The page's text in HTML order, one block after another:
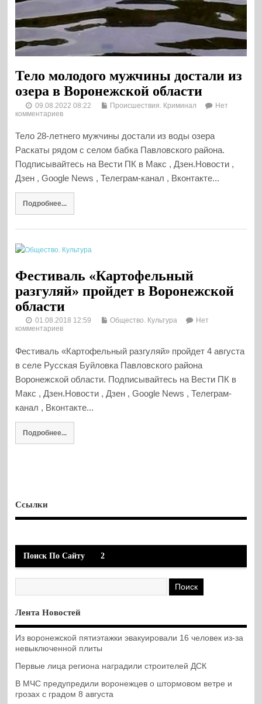
Тело молодого мужчины достали из
озера в Воронежской области
09.08.2022 08:22 Происшествия. Криминал
Нет
комментариев
Тело 28-летнего мужчины достали из воды озера
Раскаты рядом с селом бабка Павловского района.
Подписывайтесь на Вести ПК в Макс , Дзен.Новости ,
Дзен , Google News , Телеграм-канал , Вконтакте...
Подробнее...
Фестиваль «Картофельный
разгуляй» пройдет в Воронежской
области
01.08.2018 12:59 Общество. Культура
Нет
комментариев
Фестиваль «Картофельный разгуляй» пройдет 4 августа
в селе Русская Буйловка Павловского района
Воронежской области. Подписывайтесь на Вести ПК в
Макс , Дзен.Новости , Дзен , Google News , Телеграм-
канал , Вконтакте...
Подробнее...
Ссылки
Поиск По Сайту 2
Лента Новостей
Из воронежской пятиэтажки эвакуировали 16 человек из-за
невыключенной плиты
Первые лица региона наградили строителей ДСК
В МЧС предупредили воронежцев о штормовом ветре и
грозах с градом 8 августа